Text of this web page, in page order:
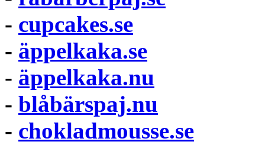
- cupcakes.se
- äppelkaka.se
- äppelkaka.nu
- blåbärspaj.nu
- chokladmousse.se